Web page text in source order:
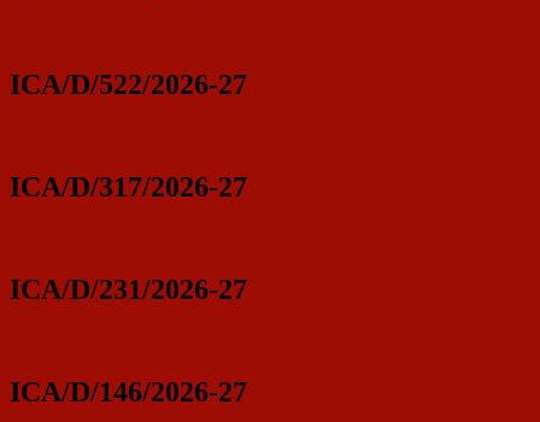
ICA/D/522/2026-27
ICA/D/317/2026-27
ICA/D/231/2026-27
ICA/D/146/2026-27